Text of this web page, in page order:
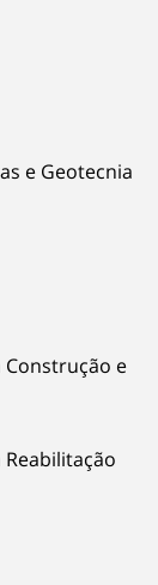
e Geotecnia
e